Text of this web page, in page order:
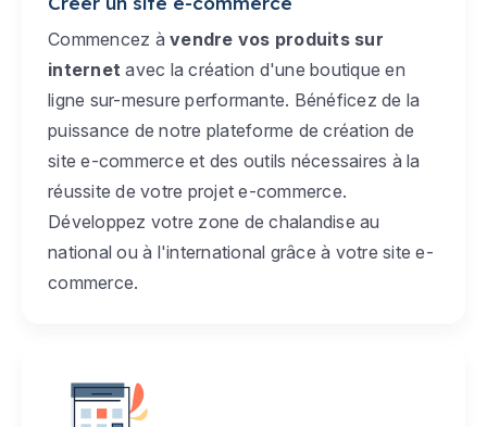
Commencez à vendre vos produits sur
internet avec la création d'une boutique en
ligne sur-mesure performante. Bénéficez de la
puissance de notre plateforme de création de
site e-commerce et des outils nécessaires à la
réussite de votre projet e-commerce.
Développez votre zone de chalandise au
national ou à l'international grâce à votre site e-
commerce.